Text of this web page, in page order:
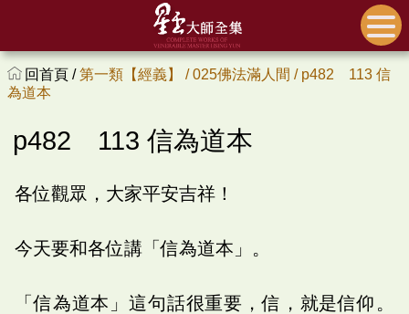
回首頁 /第一類【經義】 /025佛法滿人間 / p482 113 信
為道本
p482 113 信為道本
各位觀眾，大家平安吉祥！
今天要和各位講「信為道本」。
「信為道本」這句話很重要，信，就是信仰。